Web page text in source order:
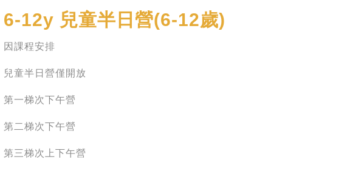
6-12y 兒童半日營(6-12歲)
因課程安排
兒童半日營僅開放
第一梯次下午營
第二梯次下午營
第三梯次上下午營